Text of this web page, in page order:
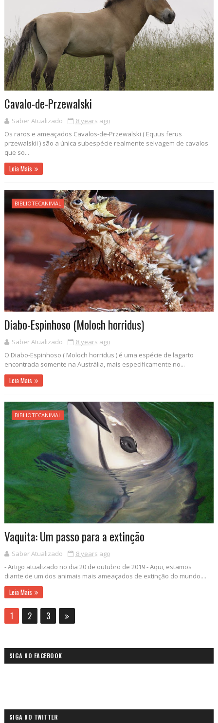
Cavalo-de-Przewalski
Saber Atualizado
8 years ago
Os raros e ameaçados Cavalos-de-Przewalski ( Equus ferus
przewalskii ) são a única subespécie realmente selvagem de cavalos
que so...
Leia Mais
BIBLIOTECANIMAL
Diabo-Espinhoso (Moloch horridus)
Saber Atualizado
8 years ago
O Diabo-Espinhoso ( Moloch horridus ) é uma espécie de lagarto
encontrada somente na Austrália, mais especificamente no...
Leia Mais
BIBLIOTECANIMAL
Vaquita: Um passo para a extinção
Saber Atualizado
8 years ago
- Artigo atualizado no dia 20 de outubro de 2019 - Aqui, estamos
diante de um dos animais mais ameaçados de extinção do mundo....
Leia Mais
1 2 3
SIGA NO FACEBOOK
SIGA NO TWITTER